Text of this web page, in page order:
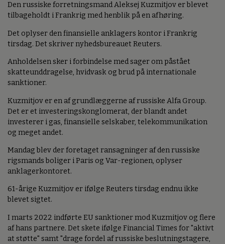
Den russiske forretningsmand Aleksej Kuzmitjov er blevet
tilbageholdt i Frankrig med henblik på en afhøring.
Det oplyser den finansielle anklagers kontor i Frankrig
tirsdag. Det skriver nyhedsbureauet Reuters.
Anholdelsen sker i forbindelse med sager om påstået
skatteunddragelse, hvidvask og brud på internationale
sanktioner.
Kuzmitjov er en af grundlæggerne af russiske Alfa Group.
Det er et investeringskonglomerat, der blandt andet
investerer i gas, finansielle selskaber, telekommunikation
og meget andet.
Mandag blev der foretaget ransagninger af den russiske
rigsmands boliger i Paris og Var-regionen, oplyser
anklagerkontoret.
61-årige Kuzmitjov er ifølge Reuters tirsdag endnu ikke
blevet sigtet.
I marts 2022 indførte EU sanktioner mod Kuzmitjov og flere
af hans partnere. Det skete ifølge Financial Times for "aktivt
at støtte" samt "drage fordel af russiske beslutningstagere,